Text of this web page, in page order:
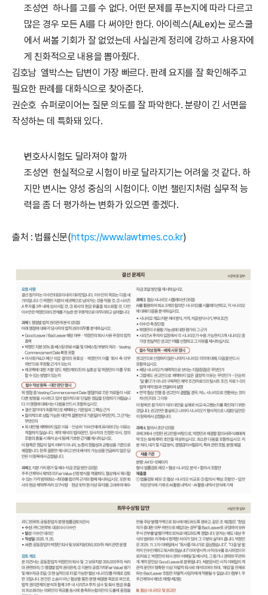
조성연  하나를 고를 수 없다. 어떤 문제를 푸는지에 따라 다르고
많은 경우 모든 AI를 다 써야만 한다. 아이렉스(AiLex)는 로스쿨
에서 써볼 기회가 잘 없었는데 사실관계 정리에 강하고 사용자에
게 친화적으로 내용을 뽑아줬다.
김호남  엘박스는 답변이 가장 빠르다. 판례 요지를 잘 확인해주고
필요한 판례를 대화식으로 찾아준다.
권순호  슈퍼로이어는 질문 의도를 잘 파악한다. 분량이 긴 서면을
작성하는 데 특화돼 있다.
변호사시험도 달라져야 할까
조성연  현실적으로 시험이 바로 달라지기는 어려울 것 같다. 하
지만 변시는 양성 중심의 시험이다. 이번 챌린지처럼 실무적 능
력을 좀 더 평가하는 변화가 있으면 좋겠다.
출처 : 법률신문(https://www.lawtimes.co.kr)